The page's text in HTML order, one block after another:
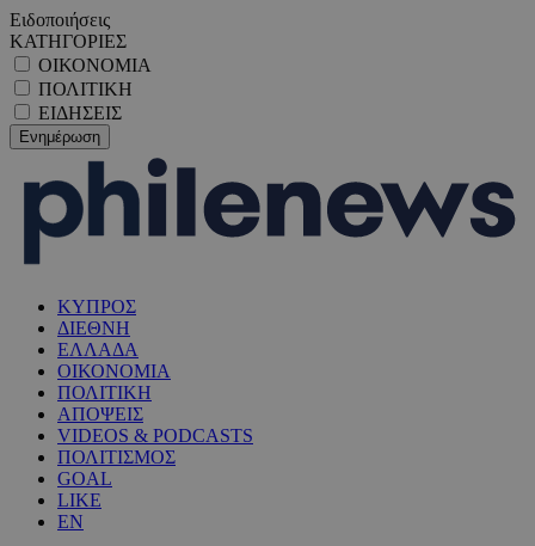
Ειδοποιήσεις
ΚΑΤΗΓΟΡΙΕΣ
ΟΙΚΟΝΟΜΙΑ
ΠΟΛΙΤΙΚΗ
ΕΙΔΗΣΕΙΣ
ΚΥΠΡΟΣ
ΔΙΕΘΝΗ
ΕΛΛΑΔΑ
ΟΙΚΟΝΟΜΙΑ
ΠΟΛΙΤΙΚΗ
ΑΠΟΨΕΙΣ
VIDEOS & PODCASTS
ΠΟΛΙΤΙΣΜΟΣ
GOAL
LIKE
EN